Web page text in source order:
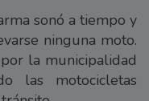
sonó a tiempo y
ninguna moto.
la municipalidad
las motocicletas